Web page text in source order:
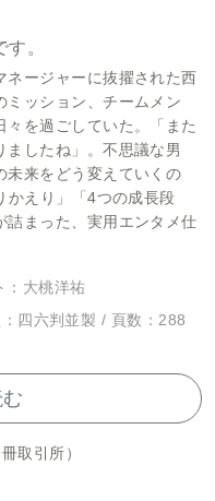
。
ネージャーに抜擢された西
ミッション、チームメン
を過ごしていた。「また
したね」。不思議な男
未来をどう変えていくの
かえり」「4つの成長段
まった、実用エンタメ仕
：大桃洋祐
四六判並製 / 頁数：288
取引所）